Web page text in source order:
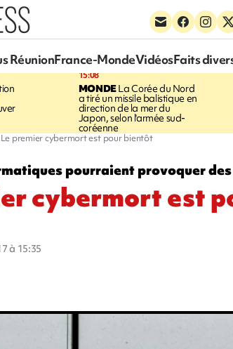
RéunionFrance-MondeVidéosFaits
15:08
MONDELa Corée du Nord
a tiré un missile balistique en
direction de la mer du
Japon, selon l'armée sud-
coréenne
Le premier cybermort est pour bientôt
pourraient provoquer
cybermort est
à 15:35